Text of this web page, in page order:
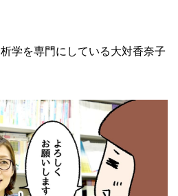
学を専門にしている大対香奈子